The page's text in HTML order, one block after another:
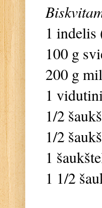
1 indelis
100 g
200 g
1
1/2
1/2
1
1 1/2